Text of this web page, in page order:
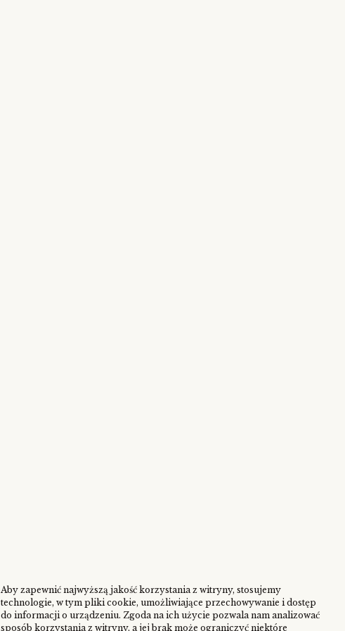
Aby zapewnić najwyższą jakość korzystania z witryny, stosujemy
technologie, w tym pliki cookie, umożliwiające przechowywanie i dostęp
do informacji o urządzeniu. Zgoda na ich użycie pozwala nam analizować
sposób korzystania z witryny, a jej brak może ograniczyć niektóre